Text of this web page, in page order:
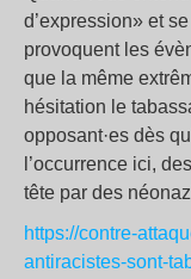
d’expression» et
provoquent les
que la même
hésitation le
opposant·es dès
l’occurrence ici,
tête par des
https://contre-
antiracistes-sont-